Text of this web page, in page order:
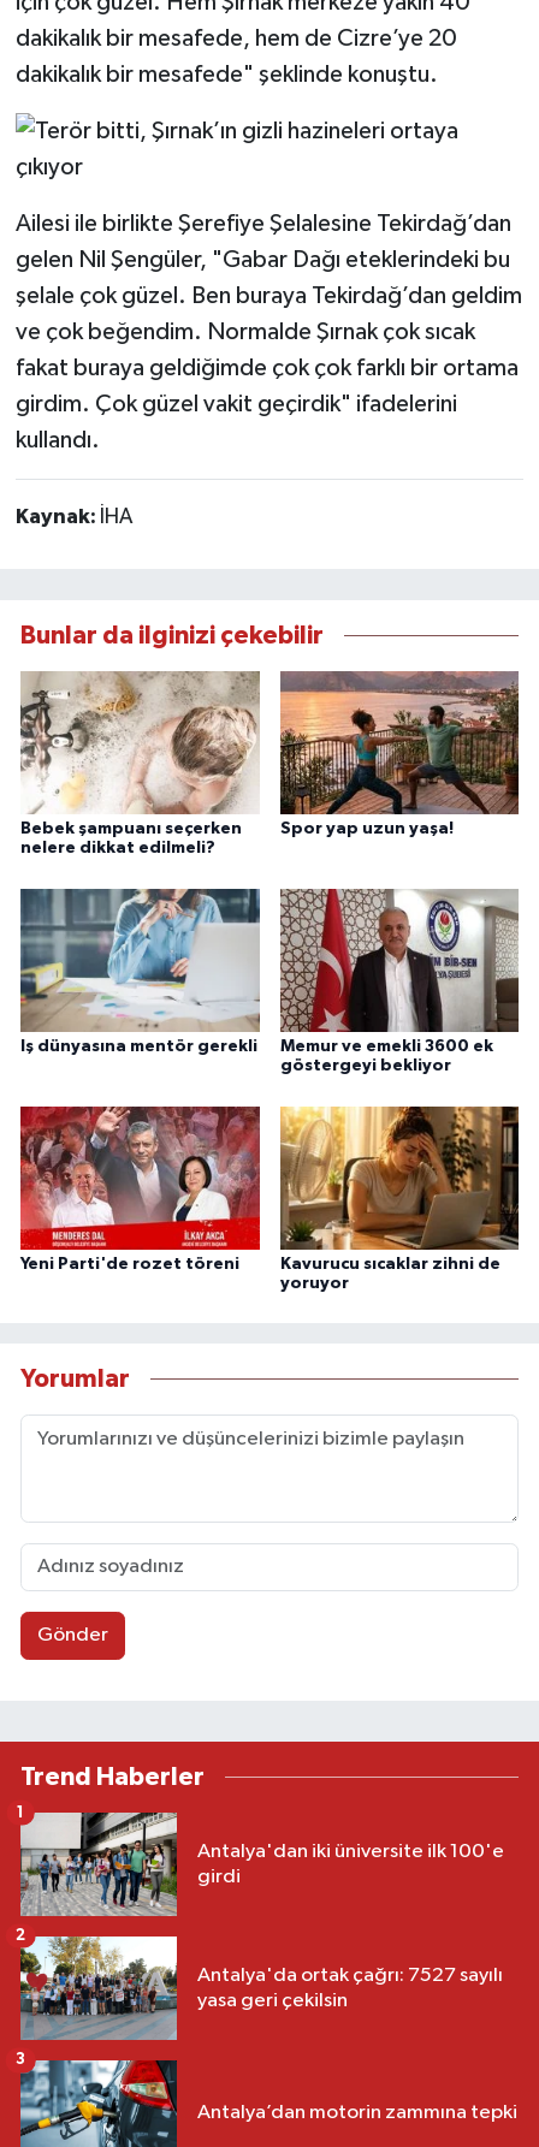
dakikalık bir mesafede, hem de Cizre’ye 20
dakikalık bir mesafede" şeklinde konuştu.
Ailesi ile birlikte Şerefiye Şelalesine Tekirdağ’dan
gelen Nil Şengüler, "Gabar Dağı eteklerindeki bu
şelale çok güzel. Ben buraya Tekirdağ’dan geldim
ve çok beğendim. Normalde Şırnak çok sıcak
fakat buraya geldiğimde çok çok farklı bir ortama
girdim. Çok güzel vakit geçirdik" ifadelerini
kullandı.
Kaynak: İHA
Bunlar da ilginizi çekebilir
Bebek şampuanı seçerken
nelere dikkat edilmeli?
Spor yap uzun yaşa!
Iş dünyasına mentör gerekli
Memur ve emekli 3600 ek
göstergeyi bekliyor
Yeni Parti'de rozet töreni
Kavurucu sıcaklar zihni de
yoruyor
Yorumlar
Gönder
Trend Haberler
Antalya'dan iki üniversite ilk 100'e
girdi
1
Antalya'da ortak çağrı: 7527 sayılı
yasa geri çekilsin
2
Antalya’dan motorin zammına tepki
3